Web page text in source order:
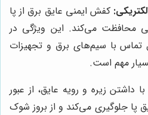
کفش ایمنی عایق برق از پا
محافظت می‌کند. این ویژگی در
تماس با سیم‌های برق و تجهیزات
مهم است.
داشتن زیره و رویه عایق، از عبور
پا جلوگیری می‌کند و از بروز شوک